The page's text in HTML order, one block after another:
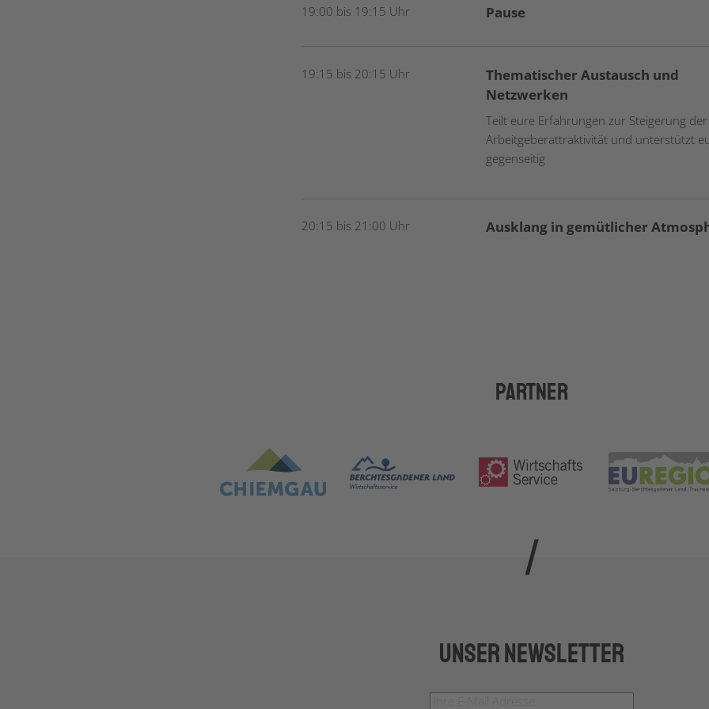
19:00 bis 19:15 Uhr Pause
19:15 bis 20:15 Uhr
Thematischer Austausch und
Netzwerken
Teilt eure Erfahrungen zur Steigerung der
Arbeitgeberattraktivität und unterstützt
gegenseitig
20:15 bis 21:00 Uhr Ausklang in gemütlicher
Partner
Unser Newsletter